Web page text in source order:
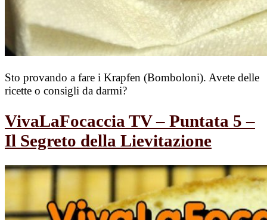
Sto provando a fare i Krapfen (Bomboloni). Avete delle
ricette o consigli da darmi?
VivaLaFocaccia TV – Puntata 5 –
Il Segreto della Lievitazione